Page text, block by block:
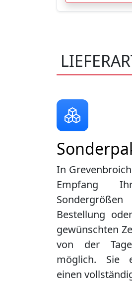
In
Empfang
Bestellung
gewünschten
von der
möglich. Sie
einen